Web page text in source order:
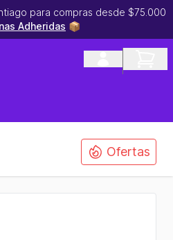
para compras desde $75.000
Adheridas 📦
Ofertas